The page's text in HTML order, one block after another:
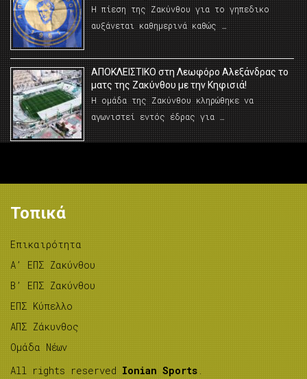
Η πίεση της Ζακύνθου για το γηπεδικο
αυξάνεται καθημερινά καθώς …
AΠΟΚΛΕΙΣΤΙΚΟ στη Λεωφόρο Αλεξάνδρας το
ματς της Ζακύνθου με την Κηφισιά!
Η ομάδα της Ζακύνθου κληρώθηκε να
αγωνιστεί εντός έδρας για …
Τοπικά
Επικαιρότητα
A’ ΕΠΣ Ζακύνθου
B’ ΕΠΣ Ζακύνθου
ΕΠΣ Κύπελλο
ΑΠΣ Ζάκυνθος
Ομάδα Νέων
All rights reserved Ionian Sports .